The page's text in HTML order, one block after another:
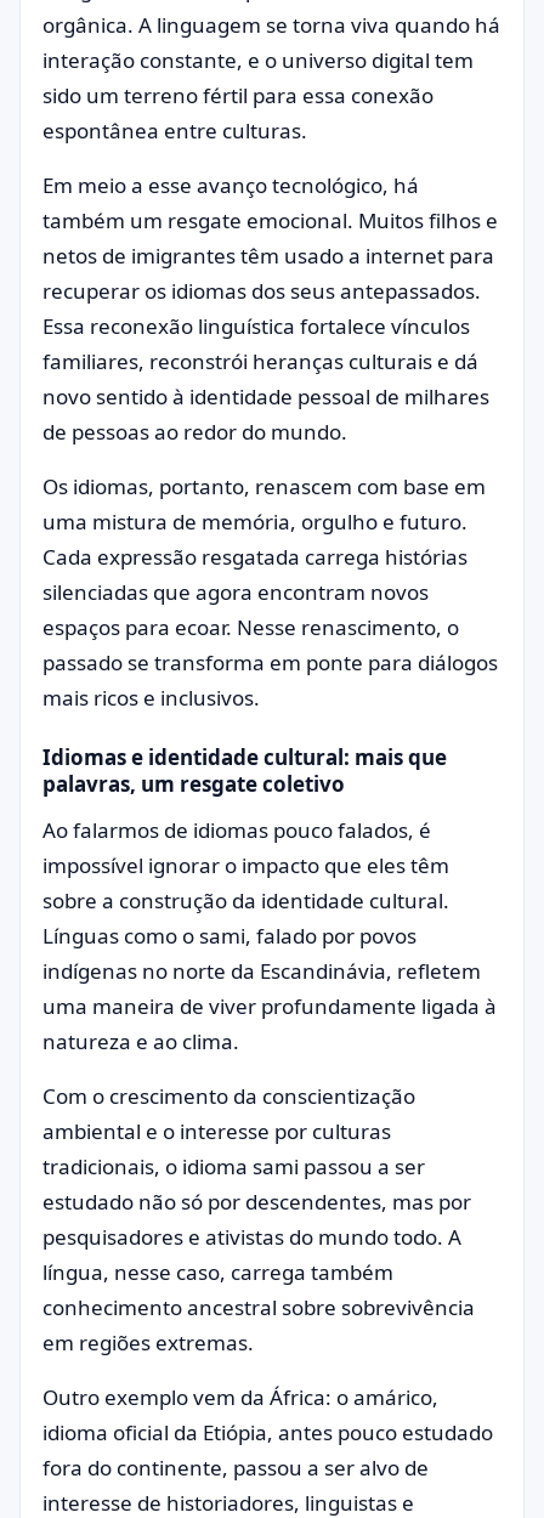
orgânica. A linguagem se torna viva quando há
interação constante, e o universo digital tem
sido um terreno fértil para essa conexão
espontânea entre culturas.
Em meio a esse avanço tecnológico, há
também um resgate emocional. Muitos filhos e
netos de imigrantes têm usado a internet para
recuperar os idiomas dos seus antepassados.
Essa reconexão linguística fortalece vínculos
familiares, reconstrói heranças culturais e dá
novo sentido à identidade pessoal de milhares
de pessoas ao redor do mundo.
Os idiomas, portanto, renascem com base em
uma mistura de memória, orgulho e futuro.
Cada expressão resgatada carrega histórias
silenciadas que agora encontram novos
espaços para ecoar. Nesse renascimento, o
passado se transforma em ponte para diálogos
mais ricos e inclusivos.
Idiomas e identidade cultural: mais que
palavras, um resgate coletivo
Ao falarmos de idiomas pouco falados, é
impossível ignorar o impacto que eles têm
sobre a construção da identidade cultural.
Línguas como o sami, falado por povos
indígenas no norte da Escandinávia, refletem
uma maneira de viver profundamente ligada à
natureza e ao clima.
Com o crescimento da conscientização
ambiental e o interesse por culturas
tradicionais, o idioma sami passou a ser
estudado não só por descendentes, mas por
pesquisadores e ativistas do mundo todo. A
língua, nesse caso, carrega também
conhecimento ancestral sobre sobrevivência
em regiões extremas.
Outro exemplo vem da África: o amárico,
idioma oficial da Etiópia, antes pouco estudado
fora do continente, passou a ser alvo de
interesse de historiadores, linguistas e